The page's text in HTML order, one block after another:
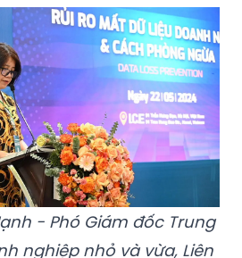
- Phó Giám đốc Trung
nghiệp nhỏ và vừa, Liên